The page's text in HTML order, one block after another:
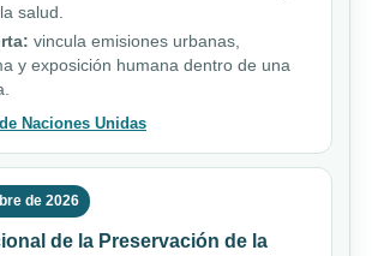
salud.
vincula emisiones urbanas,
y exposición humana dentro de una
Naciones Unidas
de 2026
de la Preservación de la